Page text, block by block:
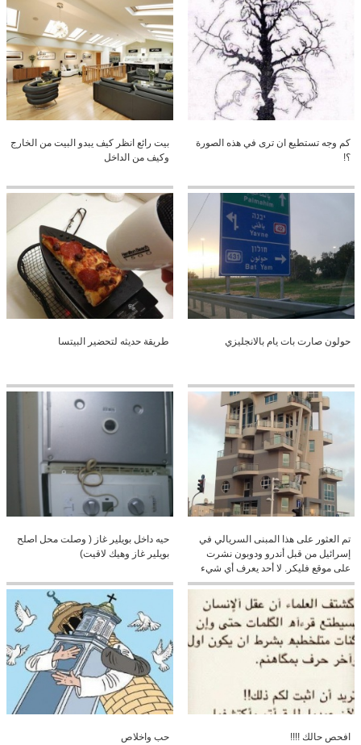
كم وجه تستطيع ان ترى في هذه الصورة
؟!
بيت رائع انظر كيف يبدو البيت من الخارج
وكيف من الداخل
حولون صارت بات يام بالانجليزي طريقة حديثه لتحضير البيتسا
تم العثور على هذا المبنى السريالي في
إسرائيل من قبل أندرو ودوبون نشرت
على موقع فليكر. لا أحد يعرف أي شيء
عن هذا المبنى أو المهندس المعماري؟
كنا نحب أن تشارك أكثر من عملهم
حيه داخل بويلير غاز ( وصلت محل اصلح
بويلير غاز وهيك لاقيت)
افحص حالك !!!! حب واخلاص